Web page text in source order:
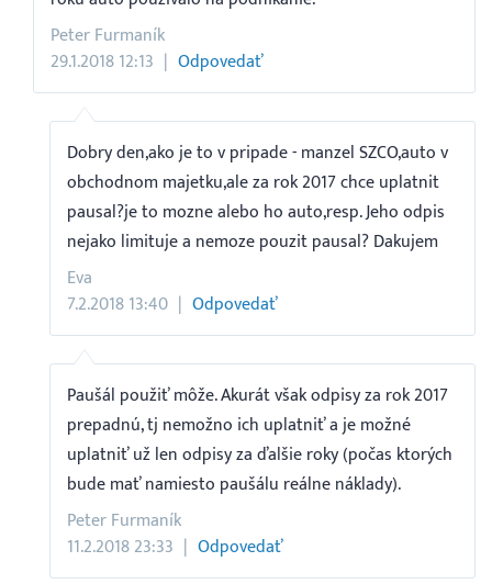
Peter Furmaník
29.1.2018 12:13
Odpovedať
Dobry den,ako je to v pripade - manzel SZCO,auto v
obchodnom majetku,ale za rok 2017 chce uplatnit
pausal?je to mozne alebo ho auto,resp. Jeho odpis
nejako limituje a nemoze pouzit pausal? Dakujem
Eva
7.2.2018 13:40
Odpovedať
Paušál použiť môže. Akurát však odpisy za rok 2017
prepadnú, tj nemožno ich uplatniť a je možné
uplatniť už len odpisy za ďalšie roky (počas ktorých
bude mať namiesto paušálu reálne náklady).
Peter Furmaník
11.2.2018 23:33
Odpovedať